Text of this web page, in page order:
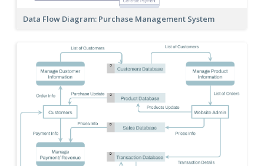
Data Flow Diagram: Purchase Management System